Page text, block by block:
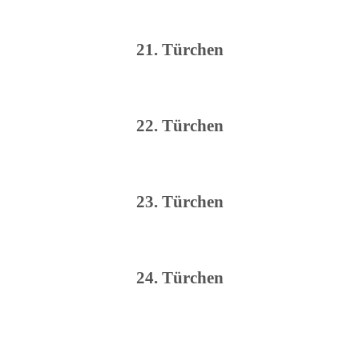
21. Türchen
22. Türchen
23. Türchen
24. Türchen